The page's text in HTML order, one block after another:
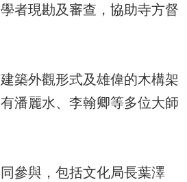
者現勘及審查，協助寺方督
築外觀形式及雄偉的木構架
潘麗水、李翰卿等多位大師
參與，包括文化局長葉澤